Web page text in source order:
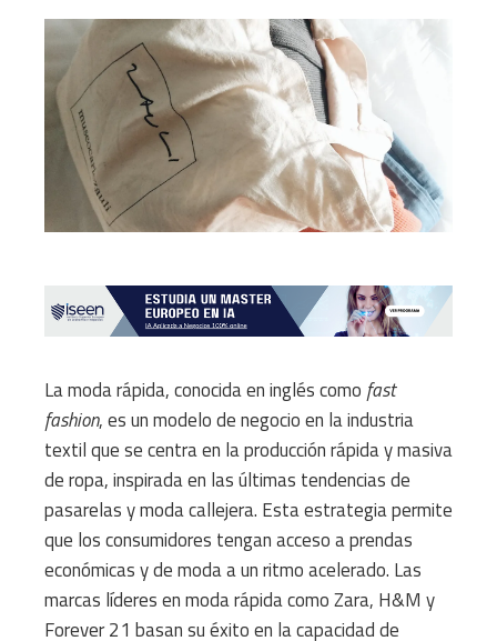
La moda rápida, conocida en inglés como fast
fashion, es un modelo de negocio en la industria
textil que se centra en la producción rápida y masiva
de ropa, inspirada en las últimas tendencias de
pasarelas y moda callejera. Esta estrategia permite
que los consumidores tengan acceso a prendas
económicas y de moda a un ritmo acelerado. Las
marcas líderes en moda rápida como Zara, H&M y
Forever 21 basan su éxito en la capacidad de